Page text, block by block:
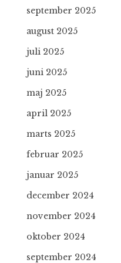
september 2025
august 2025
juli 2025
juni 2025
maj 2025
april 2025
marts 2025
februar 2025
januar 2025
december 2024
november 2024
oktober 2024
september 2024